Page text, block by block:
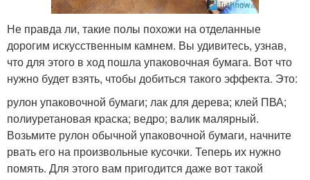
Не правда ли, такие полы похожи на отделанные
дорогим искусственным камнем. Вы удивитесь, узнав,
что для этого в ход пошла упаковочная бумага. Вот что
нужно будет взять, чтобы добиться такого эффекта. Это:
рулон упаковочной бумаги; лак для дерева; клей ПВА;
полиуретановая краска; ведро; валик малярный.
Возьмите рулон обычной упаковочной бумаги, начните
рвать его на произвольные кусочки. Теперь их нужно
помять. Для этого вам пригодится даже вот такой